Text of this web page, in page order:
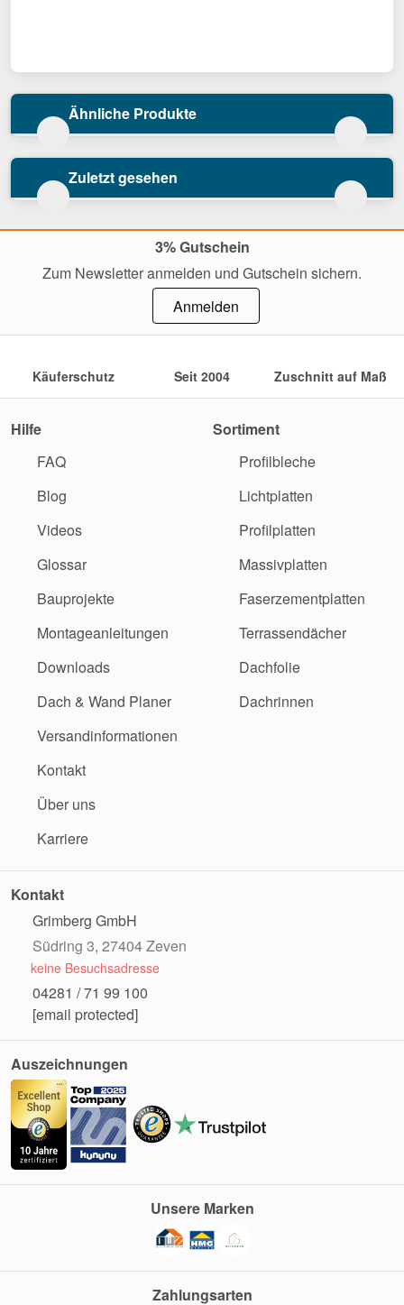
Ähnliche Produkte
Zuletzt gesehen
3% Gutschein
Zum Newsletter anmelden und Gutschein sichern.
Anmelden
Käuferschutz Seit 2004 Zuschnitt auf Maß
Hilfe
FAQ
Blog
Videos
Glossar
Bauprojekte
Montageanleitungen
Downloads
Dach & Wand Planer
Versandinformationen
Kontakt
Über uns
Karriere
Sortiment
Profilbleche
Lichtplatten
Profilplatten
Massivplatten
Faserzementplatten
Terrassendächer
Dachfolie
Dachrinnen
Kontakt
Grimberg GmbH
Südring 3, 27404 Zeven
keine Besuchsadresse
04281 / 71 99 100
[email protected]
Auszeichnungen
Zahlungsarten
Unsere Marken